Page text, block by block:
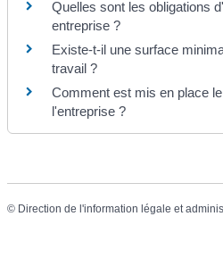
Quelles sont les obligations
entreprise ?
Existe-t-il une surface
travail ?
Comment est mis en place
l'entreprise ?
© Direction de l'information légale et